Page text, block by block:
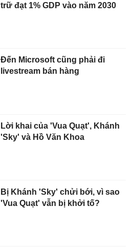
trữ đạt 1% GDP vào năm 2030
Đến Microsoft cũng phải đi
livestream bán hàng
Lời khai của 'Vua Quạt', Khánh
'Sky' và Hồ Văn Khoa
Bị Khánh 'Sky' chửi bới, vì sao
'Vua Quạt' vẫn bị khởi tố?